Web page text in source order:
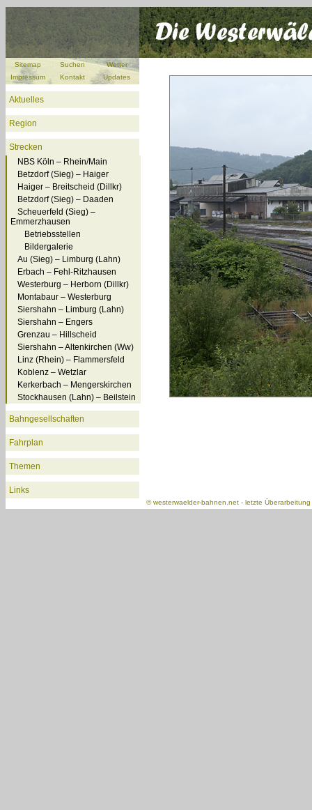
Sitemap Suchen
Wetter
Impressum
Kontakt Updates
Aktuelles
Region
Strecken
NBS Köln – Rhein/Main
Betzdorf (Sieg) – Haiger
Haiger – Breitscheid (Dillkr)
Betzdorf (Sieg) – Daaden
Scheuerfeld (Sieg) –
Emmerzhausen
Betriebsstellen
Bildergalerie
Au (Sieg) – Limburg (Lahn)
Erbach – Fehl-Ritzhausen
Westerburg – Herborn (Dillkr)
Montabaur – Westerburg
Siershahn – Limburg (Lahn)
Siershahn – Engers
Grenzau – Hillscheid
Siershahn – Altenkirchen (Ww)
Linz (Rhein) – Flammersfeld
Koblenz – Wetzlar
Kerkerbach – Mengerskirchen
Stockhausen (Lahn) – Beilstein
Bahngesellschaften
Fahrplan
Themen
Links
©westerwaelder-bahnen.net - letzte